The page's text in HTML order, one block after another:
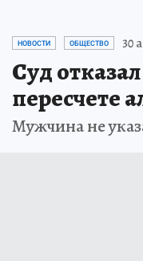
НОВОСТИ ОБЩЕСТВО 30
Суд
пересчете
Мужчина не